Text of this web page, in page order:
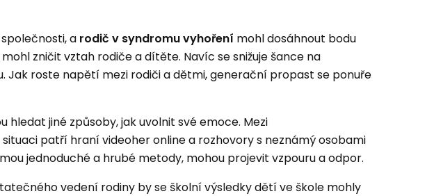
a rodič v syndromu vyhoření mohl dosáhnout bodu
zničit vztah rodiče a dítěte. Navíc se snižuje šance na
Jak roste napětí mezi rodiči a dětmi, generační propast se ponuře
hledat jiné způsoby, jak uvolnit své emoce. Mezi
patří hraní videoher online a rozhovory s neznámý osobami
jednoduché a hrubé metody, mohou projevit vzpouru a odpor.
vedení rodiny by se školní výsledky dětí ve škole mohly